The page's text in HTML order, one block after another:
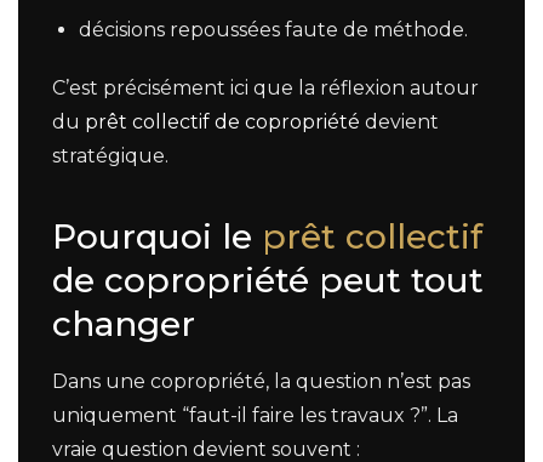
décisions repoussées faute de méthode.
C’est précisément ici que la réflexion autour
du prêt collectif de copropriété devient
stratégique.
Pourquoi le prêt collectif
de copropriété peut tout
changer
Dans une copropriété, la question n’est pas
uniquement “faut-il faire les travaux ?”. La
vraie question devient souvent :